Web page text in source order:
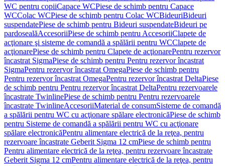
WC pentru copiiCapace WCPiese de schimb pentru Capace
WCColac WCPiese de schimb pentru Colac WCBideuriBideuri
suspendatePiese de schimb pentru Bideuri suspendateBideuri pe
pardosealăAccesoriiPiese de schimb pentru AccesoriiClapete de
acţionare şi sisteme de comandă a spălării pentru WCClapete de
acţionarePiese de schimb pentru Clapete de acţionarePentru rezervor
încastrat SigmaPiese de schimb pentru Pentru rezervor încastrat
SigmaPentru rezervor încastrat OmegaPiese de schimb pentru
Pentru rezervor încastrat OmegaPentru rezervor încastrat DeltaPiese
de schimb pentru Pentru rezervor încastrat DeltaPentru rezervoarele
încastrate TwinlinePiese de schimb pentru Pentru rezervoarele
încastrate TwinlineAccesoriiMaterial de consumSisteme de comandă
a spălării pentru WC cu acţionare spălare electronicăPiese de schimb
pentru Sisteme de comandă a spălării pentru WC cu acţionare
spălare electronicăPentru alimentare electrică de la reţea, pentru
rezervoare încastrate Geberit Sigma 12 cmPiese de schimb pentru
Pentru alimentare electrică de la reţea, pentru rezervoare încastrate
Geberit Sigma 12 cmPentru alimentare electrică de la reţea, pentru